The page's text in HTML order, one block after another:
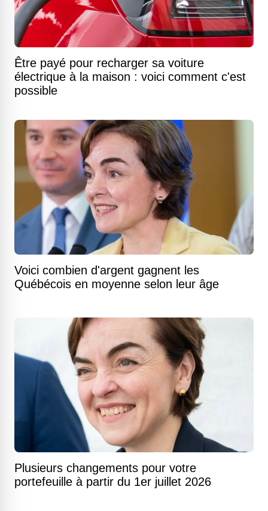
Être payé pour recharger sa voiture
électrique à la maison : voici comment c'est
possible
Voici combien d'argent gagnent les
Québécois en moyenne selon leur âge
Plusieurs changements pour votre
portefeuille à partir du 1er juillet 2026